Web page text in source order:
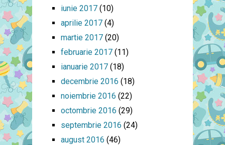
iunie 2017(10)
aprilie 2017(4)
martie 2017(20)
februarie 2017(11)
ianuarie 2017(18)
decembrie 2016 (18)
noiembrie 2016 (22)
octombrie 2016 (29)
septembrie 2016 (24)
august 2016 (46)